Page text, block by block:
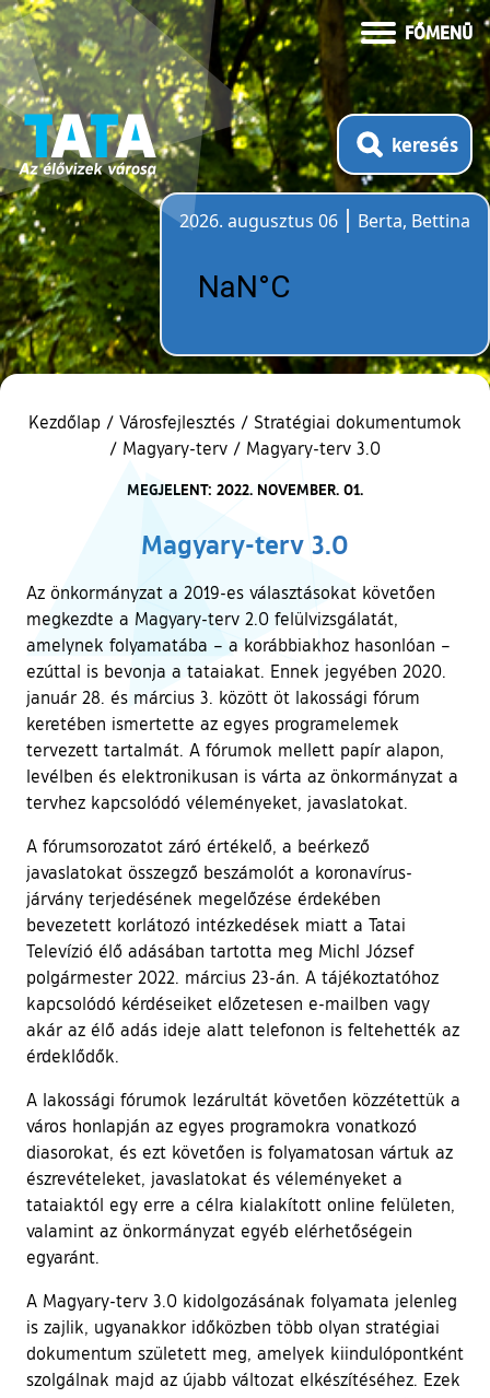
FŐMENÜ
keresés
2026. augusztus 06
Berta, Bettina
Kezdőlap / Városfejlesztés / Stratégiai dokumentumok
/ Magyary-terv / Magyary-terv 3.0
MEGJELENT: 2022. NOVEMBER. 01.
Magyary-terv 3.0
Az önkormányzat a 2019-es választásokat követően
megkezdte a Magyary-terv 2.0 felülvizsgálatát,
amelynek folyamatába – a korábbiakhoz hasonlóan –
ezúttal is bevonja a tataiakat. Ennek jegyében 2020.
január 28. és március 3. között öt lakossági fórum
keretében ismertette az egyes programelemek
tervezett tartalmát. A fórumok mellett papír alapon,
levélben és elektronikusan is várta az önkormányzat a
tervhez kapcsolódó véleményeket, javaslatokat.
A fórumsorozatot záró értékelő, a beérkező
javaslatokat összegző beszámolót a koronavírus-
járvány terjedésének megelőzése érdekében
bevezetett korlátozó intézkedések miatt a Tatai
Televízió élő adásában tartotta meg Michl József
polgármester 2022. március 23-án. A tájékoztatóhoz
kapcsolódó kérdéseiket előzetesen e-mailben vagy
akár az élő adás ideje alatt telefonon is feltehették az
érdeklődők.
A lakossági fórumok lezárultát követően közzétettük a
város honlapján az egyes programokra vonatkozó
diasorokat, és ezt követően is folyamatosan vártuk az
észrevételeket, javaslatokat és véleményeket a
tataiaktól egy erre a célra kialakított online felületen,
valamint az önkormányzat egyéb elérhetőségein
egyaránt.
A Magyary-terv 3.0 kidolgozásának folyamata jelenleg
is zajlik, ugyanakkor időközben több olyan stratégiai
dokumentum született meg, amelyek kiindulópontként
szolgálnak majd az újabb változat elkészítéséhez. Ezek